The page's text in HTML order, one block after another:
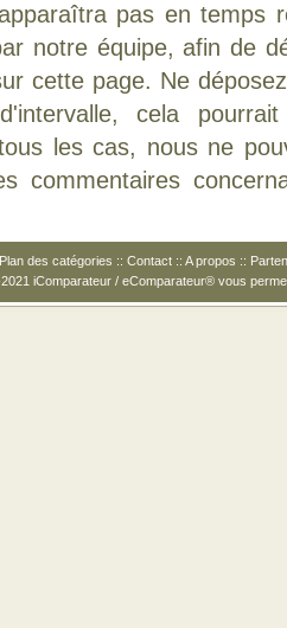
pas en temps
notre équipe, afin de
cette page. Ne
cela
les cas, nous ne
commentaires
Plan des catégories :: Contact :: A propos ::
iComparateur / eComparateur® vous